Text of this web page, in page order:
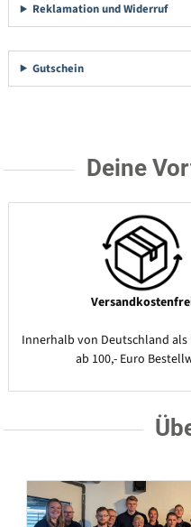
Reklamation und Widerruf
Gutschein
Deine
Innerhalb von Deutschland als
ab 100,- Euro